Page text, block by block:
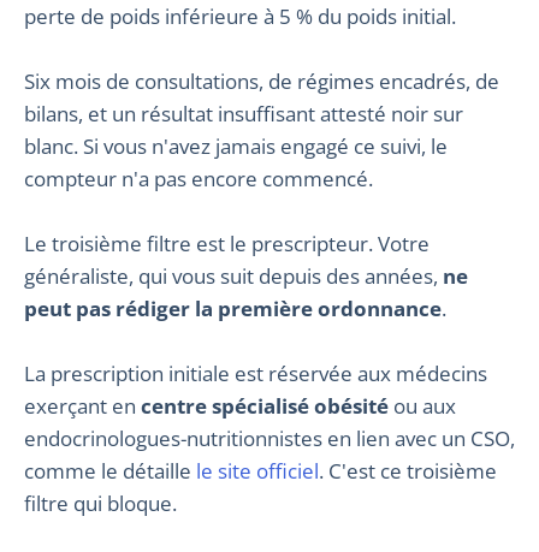
perte de poids inférieure à 5 % du poids initial.
Six mois de consultations, de régimes encadrés, de
bilans, et un résultat insuffisant attesté noir sur
blanc. Si vous n'avez jamais engagé ce suivi, le
compteur n'a pas encore commencé.
Le troisième filtre est le prescripteur. Votre
généraliste, qui vous suit depuis des années, ne
peut pas rédiger la première ordonnance.
La prescription initiale est réservée aux médecins
exerçant en centre spécialisé obésité ou aux
endocrinologues-nutritionnistes en lien avec un CSO,
comme le détaille le site officiel. C'est ce troisième
filtre qui bloque.